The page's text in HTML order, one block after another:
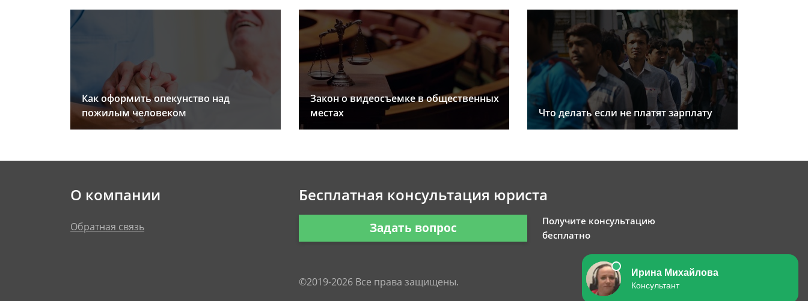
Как оформить опекунство над
пожилым человеком
Закон о видеосъемке в общественных
местах
Что делать если не платят зарплату
О компании
Обратная связь
Бесплатная консультация юриста
Задать вопрос
Получите консультацию
бесплатно
©2019-2026 Все права защищены.